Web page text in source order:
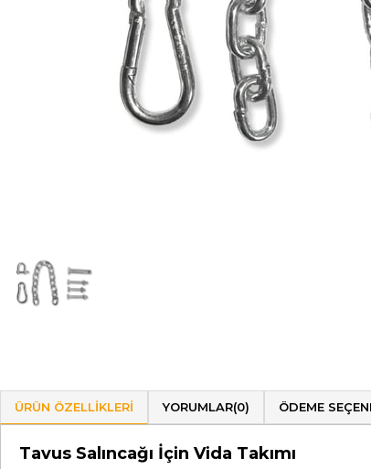
ÜRÜN ÖZELLIKLERI YORUMLAR(0) ÖDEME
Tavus Salıncağı İçin Vida Takımı